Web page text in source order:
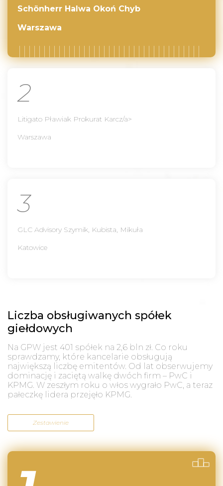
Schönherr Halwa Okoń Chyb
Warszawa
2
Litigato Pławiak Prokurat Karcz/a>
Warszawa
3
GLC Advisory Szymik, Kubista, Mikuła
Katowice
Liczba obsługiwanych spółek
giełdowych
Na GPW jest 401 spółek na 2,6 bln zł. Co roku
sprawdzamy, które kancelarie obsługują
największą liczbę emitentów. Od lat obserwujemy
dominację i zaciętą walkę dwóch firm – PwC i
KPMG. W zeszłym roku o włos wygrało PwC, a teraz
pałeczkę lidera przejęło KPMG.
Zestawienie